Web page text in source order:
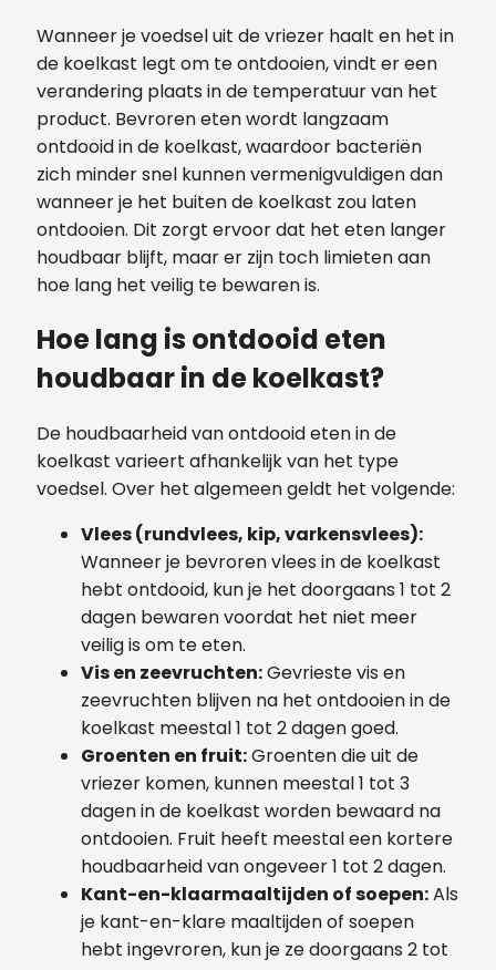
Wanneer je voedsel uit de vriezer haalt en het in
de koelkast legt om te ontdooien, vindt er een
verandering plaats in de temperatuur van het
product. Bevroren eten wordt langzaam
ontdooid in de koelkast, waardoor bacteriën
zich minder snel kunnen vermenigvuldigen dan
wanneer je het buiten de koelkast zou laten
ontdooien. Dit zorgt ervoor dat het eten langer
houdbaar blijft, maar er zijn toch limieten aan
hoe lang het veilig te bewaren is.
Hoe lang is ontdooid eten
houdbaar in de koelkast?
De houdbaarheid van ontdooid eten in de
koelkast varieert afhankelijk van het type
voedsel. Over het algemeen geldt het volgende:
Vlees (rundvlees, kip, varkensvlees):
Wanneer je bevroren vlees in de koelkast
hebt ontdooid, kun je het doorgaans 1 tot 2
dagen bewaren voordat het niet meer
veilig is om te eten.
Vis en zeevruchten:Gevrieste vis en
zeevruchten blijven na het ontdooien in de
koelkast meestal 1 tot 2 dagen goed.
Groenten en fruit:Groenten die uit de
vriezer komen, kunnen meestal 1 tot 3
dagen in de koelkast worden bewaard na
ontdooien. Fruit heeft meestal een kortere
houdbaarheid van ongeveer 1 tot 2 dagen.
Kant-en-klaarmaaltijden of soepen:Als
je kant-en-klare maaltijden of soepen
hebt ingevroren, kun je ze doorgaans 2 tot